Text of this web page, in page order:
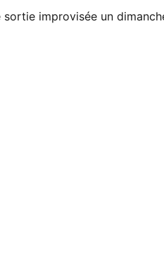
improvisée un